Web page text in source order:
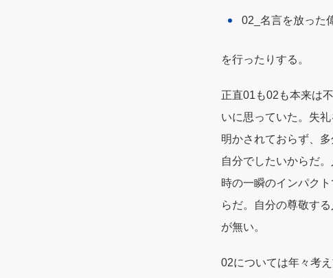
02_名言を放った
を行ったりする。
正直01も02も本来は
いに思っていた。失
明かされておらず、
自分でしたいからだ
時の一瞬のインパク
らだ。自分の尊敬す
が無い。
02については年々考